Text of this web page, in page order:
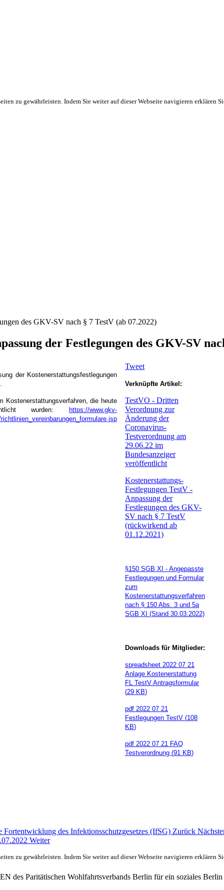
zu gewährleisten. Indem Sie weiter auf dieser Webseite navigieren erklären
des GKV-SV nach § 7 TestV (ab 07.2022)
der Festlegungen des GKV-SV
der Kostenerstattungsfestlegungen
Kostenerstattungsverfahren, die heute
wurden:
https://www.gkv-
Tweet
Verknüpfte Artikel:
TestVO - Dritten
Verordnung zur
Änderung der
Coronavirus-
Testverordnung am
29.06.22 im
Bundesanzeiger
veröffentlicht
Kostenerstattungs-
Festlegungen TestV -
Anpassung der
Festlegungen des GKV-
SV nach § 7 TestV
(rückwirkend ab
01.12.2021)
§150 SGB XI - Angepasste
Festlegungen und Formular
zum
Kostenerstattungsverfahren
nach § 150 Abs. 3 und 5a
SGB XI (Stand 30.03.2022)
Downloads für Mitglieder:
spreadsheet 2022 07 21
Anlage Kostenerstattung
FL TestV Antragsformular
(29 KB)
pdf 2022 07 21
Festlegungen TestV (108
KB)
pdf 2022 07 21 FAQ
Testverordnung (91 KB)
des Infektionsschutzgesetzes (IfSG) Zurück
Weiter
zu gewährleisten. Indem Sie weiter auf dieser Webseite navigieren erklären
des Paritätischen Wohlfahrtsverbands Berlin für ein soziales Berlin